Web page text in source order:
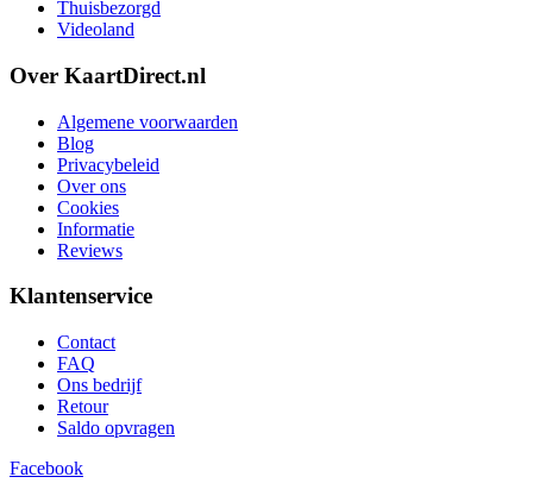
Thuisbezorgd
Videoland
Over KaartDirect.nl
Algemene voorwaarden
Blog
Privacybeleid
Over ons
Cookies
Informatie
Reviews
Klantenservice
Contact
FAQ
Ons bedrijf
Retour
Saldo opvragen
Facebook